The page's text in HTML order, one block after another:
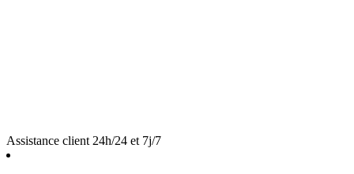
Assistance client 24h/24 et 7j/7